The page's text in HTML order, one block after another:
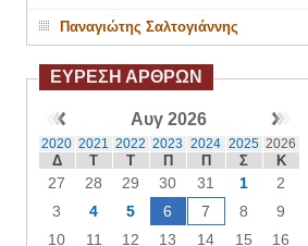
Παναγιώτης Σαλτογιάννης
ΕΥΡΕΣΗ ΑΡΘΡΩΝ
Αυγ 2026
2020 2021 2022 2023 2024 2025 2026
Δ Τ Τ Π Π Σ Κ
27 28 29 30 31 1
2
3
4 5 6 7 8
9
10
11 12 13 14 15
16